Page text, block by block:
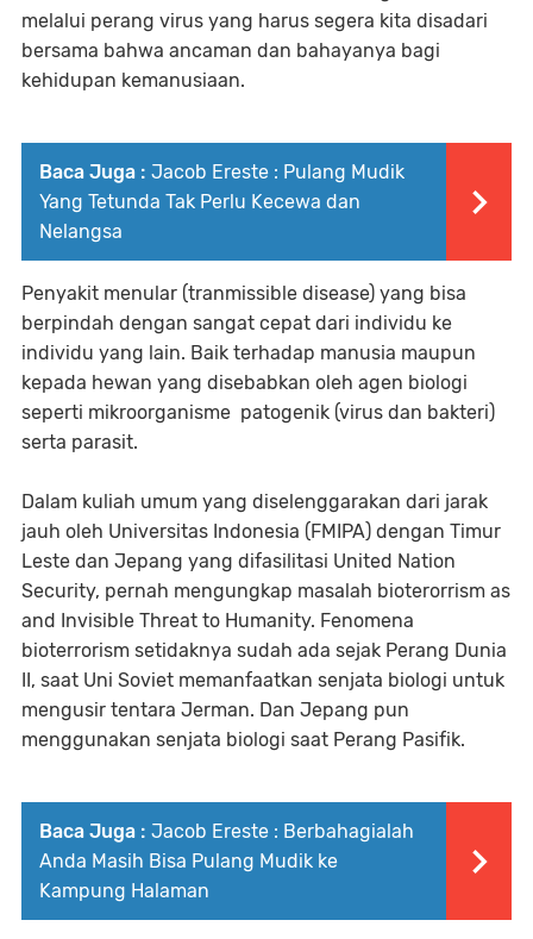
melalui perang virus yang harus segera kita disadari
bersama bahwa ancaman dan bahayanya bagi
kehidupan kemanusiaan.
Baca Juga : Jacob Ereste : Pulang Mudik
Yang Tetunda Tak Perlu Kecewa dan
Nelangsa
Penyakit menular (tranmissible disease) yang bisa
berpindah dengan sangat cepat dari individu ke
individu yang lain. Baik terhadap manusia maupun
kepada hewan yang disebabkan oleh agen biologi
seperti mikroorganisme patogenik (virus dan bakteri)
serta parasit.
Dalam kuliah umum yang diselenggarakan dari jarak
jauh oleh Universitas Indonesia (FMIPA) dengan Timur
Leste dan Jepang yang difasilitasi United Nation
Security, pernah mengungkap masalah bioterorrism as
and Invisible Threat to Humanity. Fenomena
bioterrorism setidaknya sudah ada sejak Perang Dunia
II, saat Uni Soviet memanfaatkan senjata biologi untuk
mengusir tentara Jerman. Dan Jepang pun
menggunakan senjata biologi saat Perang Pasifik.
Baca Juga : Jacob Ereste : Berbahagialah
Anda Masih Bisa Pulang Mudik ke
Kampung Halaman